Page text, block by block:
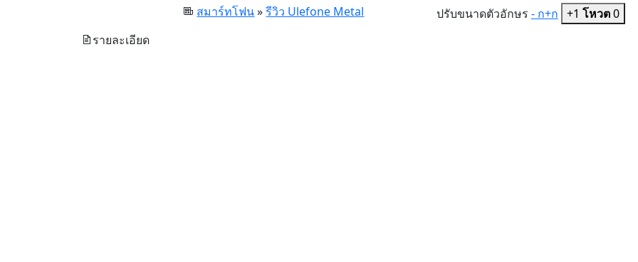
สมาร์ทโฟน»รีวิว Ulefone Metal ปรับขนาดตัวอักษร - ก+ก +1 โหวต0
รายละเอียด